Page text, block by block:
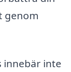
genom
innebär inte